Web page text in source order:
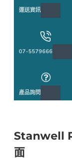
運送資訊
07-5579666
產品詢問
Stanwell
面